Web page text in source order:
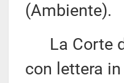
(Ambiente).
La Corte
con lettera